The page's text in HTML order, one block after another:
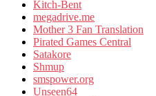
Kitch-Bent
megadrive.me
Mother 3 Fan Translation
Pirated Games Central
Satakore
Shmup
smspower.org
Unseen64